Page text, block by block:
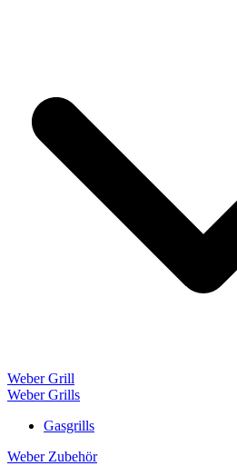
Weber Grill
Weber Grills
Gasgrills
Weber Zubehör